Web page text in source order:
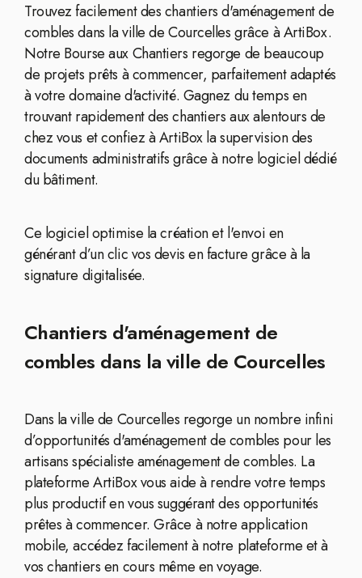
Trouvez facilement des chantiers d'aménagement de
combles dans la ville de Courcelles grâce à ArtiBox.
Notre Bourse aux Chantiers regorge de beaucoup
de projets prêts à commencer, parfaitement adaptés
à votre domaine d'activité. Gagnez du temps en
trouvant rapidement des chantiers aux alentours de
chez vous et confiez à ArtiBox la supervision des
documents administratifs grâce à notre logiciel dédié
du bâtiment.
Ce logiciel optimise la création et l'envoi en
générant d’un clic vos devis en facture grâce à la
signature digitalisée.
Chantiers d'aménagement de
combles dans la ville de Courcelles
Dans la ville de Courcelles regorge un nombre infini
d’opportunités d'aménagement de combles pour les
artisans spécialiste aménagement de combles. La
plateforme ArtiBox vous aide à rendre votre temps
plus productif en vous suggérant des opportunités
prêtes à commencer. Grâce à notre application
mobile, accédez facilement à notre plateforme et à
vos chantiers en cours même en voyage.